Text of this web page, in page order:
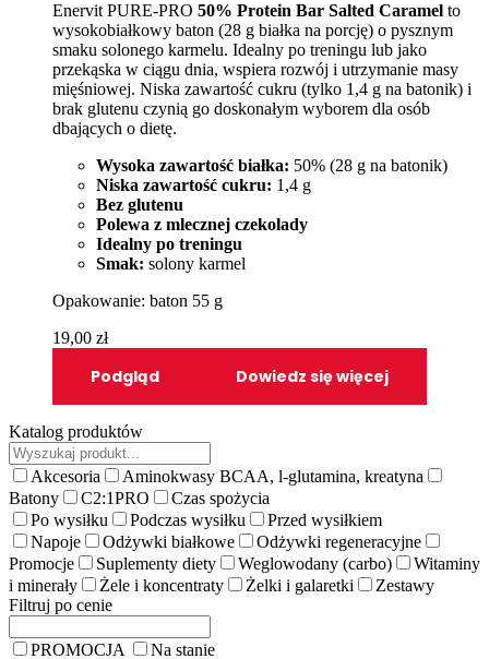
Enervit PURE-PRO 50% Protein Bar Salted Caramel to
wysokobiałkowy baton (28 g białka na porcję) o pysznym
smaku solonego karmelu. Idealny po treningu lub jako
przekąska w ciągu dnia, wspiera rozwój i utrzymanie masy
mięśniowej. Niska zawartość cukru (tylko 1,4 g na batonik) i
brak glutenu czynią go doskonałym wyborem dla osób
dbających o dietę.
Wysoka zawartość białka: 50% (28 g na batonik)
Niska zawartość cukru: 1,4 g
Bez glutenu
Polewa z mlecznej czekolady
Idealny po treningu
Smak: solony karmel
Opakowanie: baton 55 g
19,00 zł
Podgląd Dowiedz się więcej
Katalog produktów
Akcesoria
Aminokwasy BCAA, l-glutamina, kreatyna
Batony
C2:1PRO
Czas spożycia
Po wysiłku
Podczas wysiłku
Przed wysiłkiem
Napoje
Odżywki białkowe
Odżywki regeneracyjne
Promocje
Suplementy diety Weglowodany (carbo)
Witaminy
i minerały
Żele i koncentraty Żelki i galaretki
Zestawy
Filtruj po cenie
PROMOCJA Na stanie